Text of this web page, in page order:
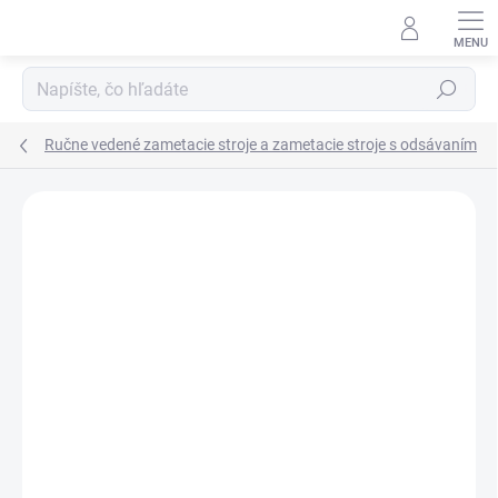
Hľadať
Ručne vedené zametacie stroje a zametacie stroje s odsávaním